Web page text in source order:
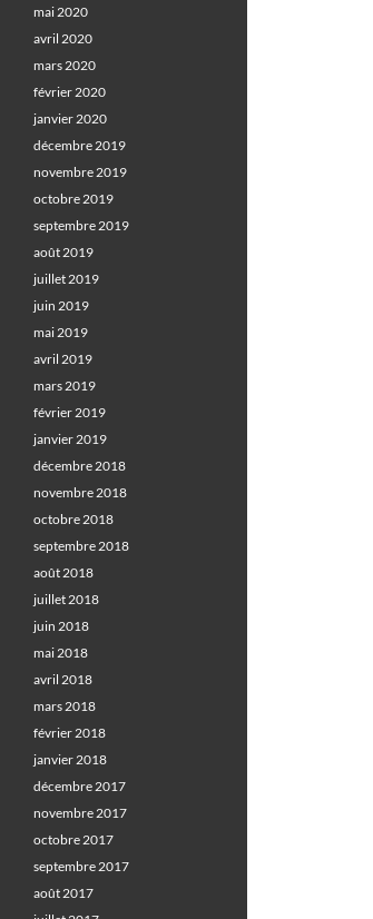
mai 2020
avril 2020
mars 2020
février 2020
janvier 2020
décembre 2019
novembre 2019
octobre 2019
septembre 2019
août 2019
juillet 2019
juin 2019
mai 2019
avril 2019
mars 2019
février 2019
janvier 2019
décembre 2018
novembre 2018
octobre 2018
septembre 2018
août 2018
juillet 2018
juin 2018
mai 2018
avril 2018
mars 2018
février 2018
janvier 2018
décembre 2017
novembre 2017
octobre 2017
septembre 2017
août 2017